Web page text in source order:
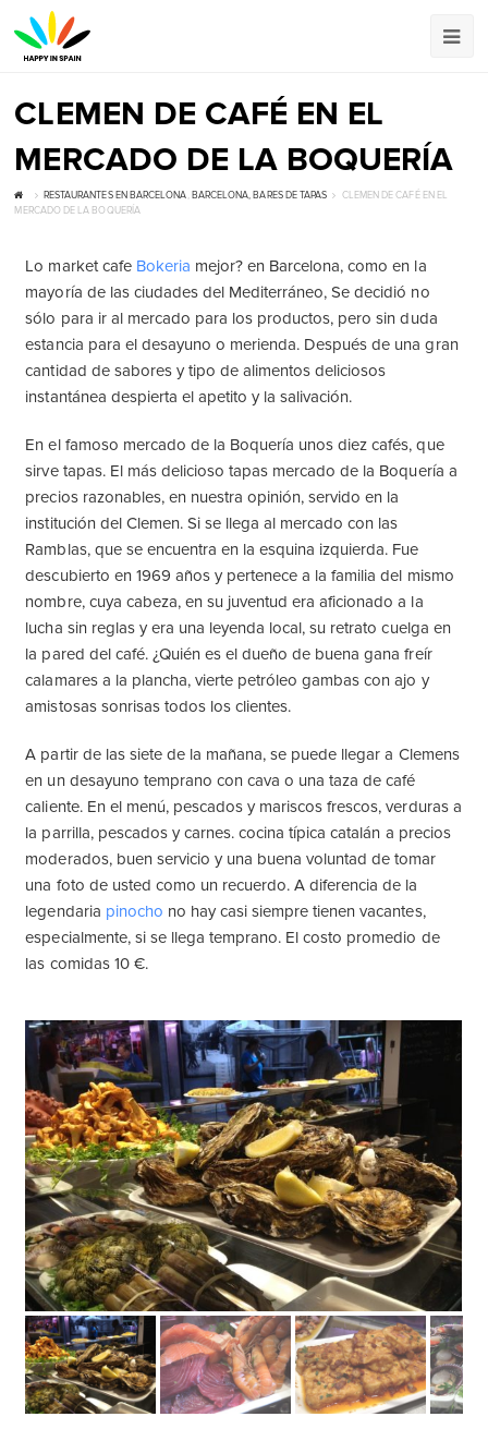
CLEMEN DE CAFÉ EN EL
MERCADO DE LA BOQUERÍA
RESTAURANTES EN BARCELONA, BARCELONA, ​​BARES DE TAPAS
CLEMEN DE CAFÉ EN EL
MERCADO DE LA BOQUERÍA
Lo market cafe Bokeria mejor? en Barcelona, como en la
mayoría de las ciudades del Mediterráneo, Se decidió no
sólo para ir al mercado para los productos, pero sin duda
estancia para el desayuno o merienda. Después de una gran
cantidad de sabores y tipo de alimentos deliciosos
instantánea despierta el apetito y la salivación.
En el famoso mercado de la Boquería unos diez cafés, que
sirve tapas. El más delicioso tapas mercado de la Boquería a
precios razonables, en nuestra opinión, servido en la
institución del Clemen. Si se llega al mercado con las
Ramblas, que se encuentra en la esquina izquierda. Fue
descubierto en 1969 años y pertenece a la familia del mismo
nombre, cuya cabeza, en su juventud era aficionado a la
lucha sin reglas y era una leyenda local, su retrato cuelga en
la pared del café. ¿Quién es el dueño de buena gana freír
calamares a la plancha, vierte petróleo gambas con ajo y
amistosas sonrisas todos los clientes.
A partir de las siete de la mañana, se puede llegar a Clemens
en un desayuno temprano con cava o una taza de café
caliente. En el menú, pescados y mariscos frescos, verduras a
la parrilla, pescados y carnes. cocina típica catalán a precios
moderados, buen servicio y una buena voluntad de tomar
una foto de usted como un recuerdo. A diferencia de la
legendaria pinocho no hay casi siempre tienen vacantes,
especialmente, si se llega temprano. El costo promedio de
las comidas 10 €.